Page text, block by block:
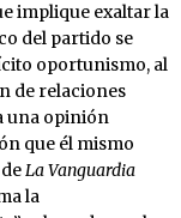
implique exaltar la
del partido se
oportunismo, al
de relaciones
una opinión
que él mismo
La Vanguardia
la